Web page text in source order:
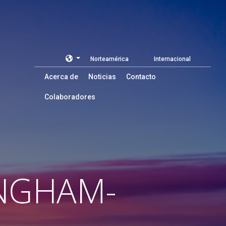
Acerca de Noticias Contacto
Colaboradores
Norteamérica Internacional